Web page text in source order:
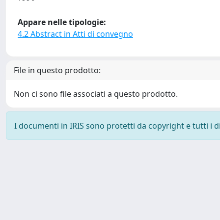
Appare nelle tipologie:
4.2 Abstract in Atti di convegno
File in questo prodotto:
Non ci sono file associati a questo prodotto.
I documenti in IRIS sono protetti da copyright e tutti i